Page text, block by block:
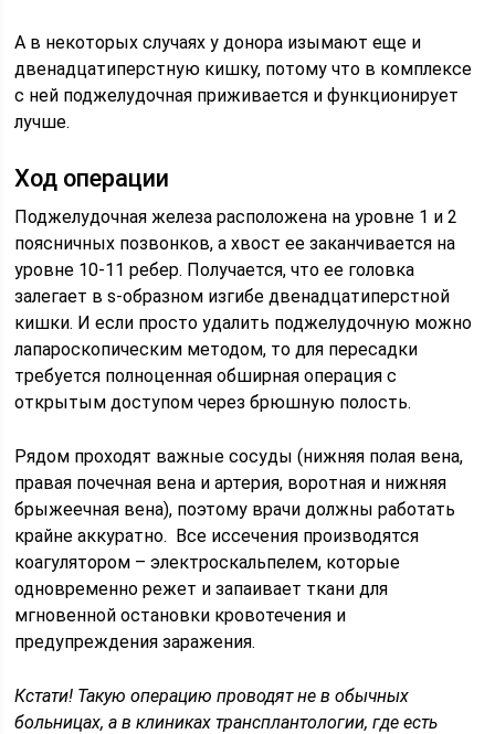
А в некоторых случаях у донора изымают еще и
двенадцатиперстную кишку, потому что в комплексе
с ней поджелудочная приживается и функционирует
лучше.
Ход операции
Поджелудочная железа расположена на уровне 1 и 2
поясничных позвонков, а хвост ее заканчивается на
уровне 10-11 ребер. Получается, что ее головка
залегает в s-образном изгибе двенадцатиперстной
кишки. И если просто удалить поджелудочную можно
лапароскопическим методом, то для пересадки
требуется полноценная обширная операция с
открытым доступом через брюшную полость.
Рядом проходят важные сосуды (нижняя полая вена,
правая почечная вена и артерия, воротная и нижняя
брыжеечная вена), поэтому врачи должны работать
крайне аккуратно. Все иссечения производятся
коагулятором – электроскальпелем, которые
одновременно режет и запаивает ткани для
мгновенной остановки кровотечения и
предупреждения заражения.
Кстати! Такую операцию проводят не в обычных
больницах, а в клиниках трансплантологии, где есть